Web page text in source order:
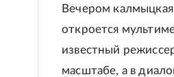
Вечером
откроется
известный
масштабе, а в